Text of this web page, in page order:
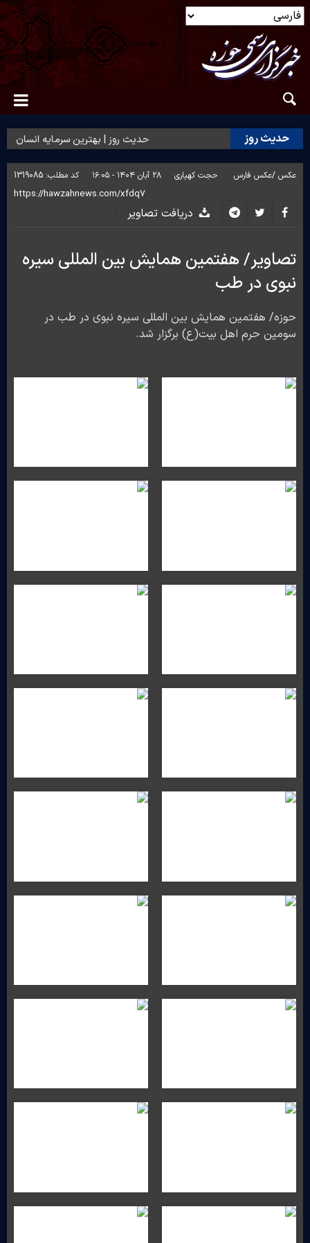
حدیث روز حدیث روز | بهترین سرمایه انسان
عکس /عکس فارس حجت کهیاری ۲۸ آبان ۱۴۰۴ - ۱۶:۰۵ کد مطلب: 1319085
دریافت تصاویر
تصاویر/ هفتمین همایش بین المللی سیره
نبوی در طب
حوزه/ هفتمین همایش بین المللی سیره نبوی در طب در
سومین حرم اهل بیت(ع) برگزار شد.